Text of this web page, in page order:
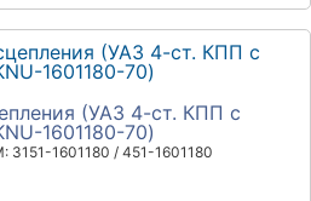
(УАЗ 4-ст. КПП с
1601180-70)
3151-1601180 / 451-1601180